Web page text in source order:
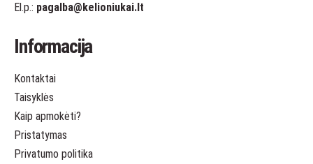
El.p.: pagalba@kelioniukai.lt
Informacija
Kontaktai
Taisyklės
Kaip apmokėti?
Pristatymas
Privatumo politika